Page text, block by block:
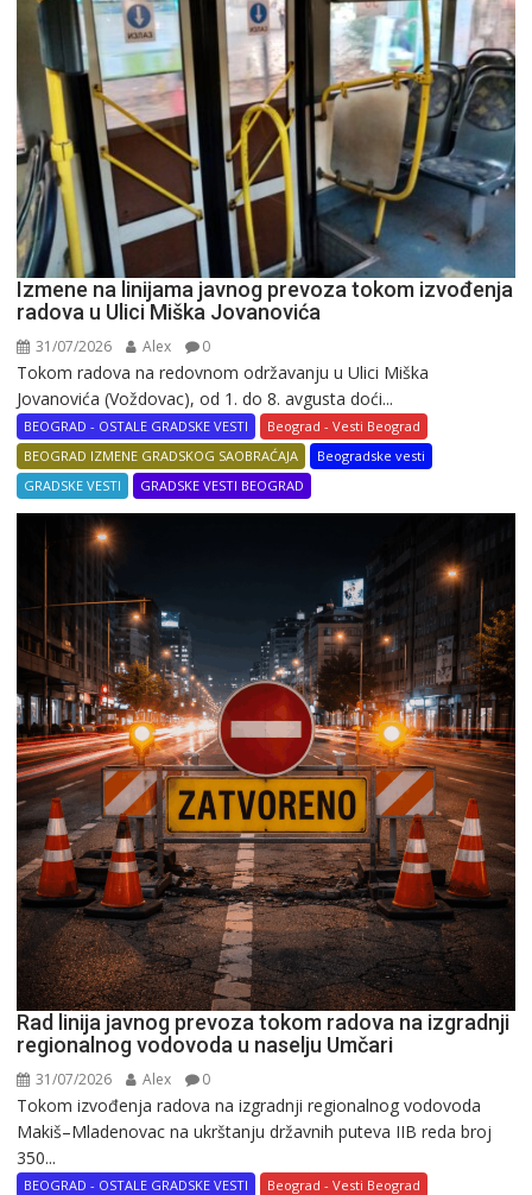
Izmene na linijama javnog prevoza tokom izvođenja
radova u Ulici Miška Jovanovića
31/07/2026 Alex 0
Tokom radova na redovnom održavanju u Ulici Miška
Jovanovića (Voždovac), od 1. do 8. avgusta doći...
BEOGRAD - OSTALE GRADSKE VESTI
Beograd - Vesti Beograd
BEOGRAD IZMENE GRADSKOG SAOBRAĆAJA
Beogradske vesti
GRADSKE VESTI
GRADSKE VESTI BEOGRAD
Rad linija javnog prevoza tokom radova na izgradnji
regionalnog vodovoda u naselju Umčari
31/07/2026 Alex 0
Tokom izvođenja radova na izgradnji regionalnog vodovoda
Makiš–Mladenovac na ukrštanju državnih puteva IIB reda broj
350...
BEOGRAD - OSTALE GRADSKE VESTI
Beograd - Vesti Beograd